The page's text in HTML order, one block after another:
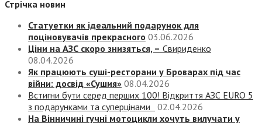
Стрічка новин
Статуетки як ідеальний подарунок для
поціновувачів прекрасного 03.06.2026
Ціни на АЗС скоро знизяться, – Свириденко
08.04.2026
Як працюють суші-ресторани у Броварах під час
війни: досвід «Сушия» 08.04.2026
Встигни бути серед перших 100! Відкриття АЗС EURO 5
з подарунками та суперцінами
02.04.2026
На Вінничині гучні мотоцикли хочуть вилучати у